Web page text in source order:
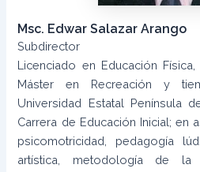
Msc. Edwar Salazar Arango
Subdirector
Licenciado en Educación
Máster en Recreación y
Universidad Estatal Península
Carrera de Educación Inicial; en
psicomotricidad, pedagogía
artística, metodología de la